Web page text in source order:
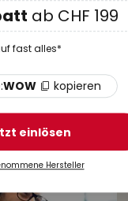
Lyndra, 120
CCT
UVP -29%
ab CHF 199
fast alles*
WOW kopieren
einlösen
Hersteller